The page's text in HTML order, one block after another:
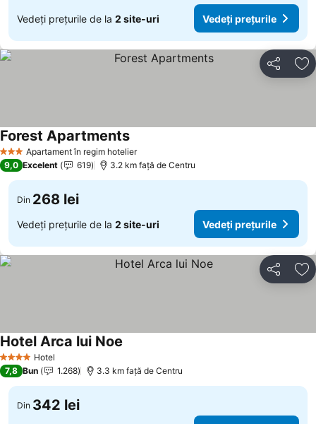
Vedeți prețurile de la 2 site-uri Vedeți prețurile
Distribuiți
3 SteleApartament în regim hotelier
Forest Apartments
9,0 Excelent 619 3.2 km faţă de Centru
Din 268 lei
Vedeți prețurile de la 2 site-uri Vedeți prețurile
Distribuiți
4 Stele Hotel
Hotel Arca lui Noe
7,8 Bun 1.268 3.3 km faţă de Centru
Din 342 lei